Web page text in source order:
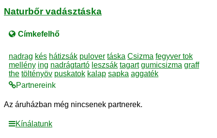
Naturbőr vadásztáska
Címkefelhő
nadrag kés hátizsák pulover táska Csizma fegyver tok
mellény ing nadrágtartó leszsák tagart gumicsizma graff
the töltényöv puskatok kalap sapka aggaték
Partnereink
Az áruházban még nincsenek partnerek.
Kínálatunk